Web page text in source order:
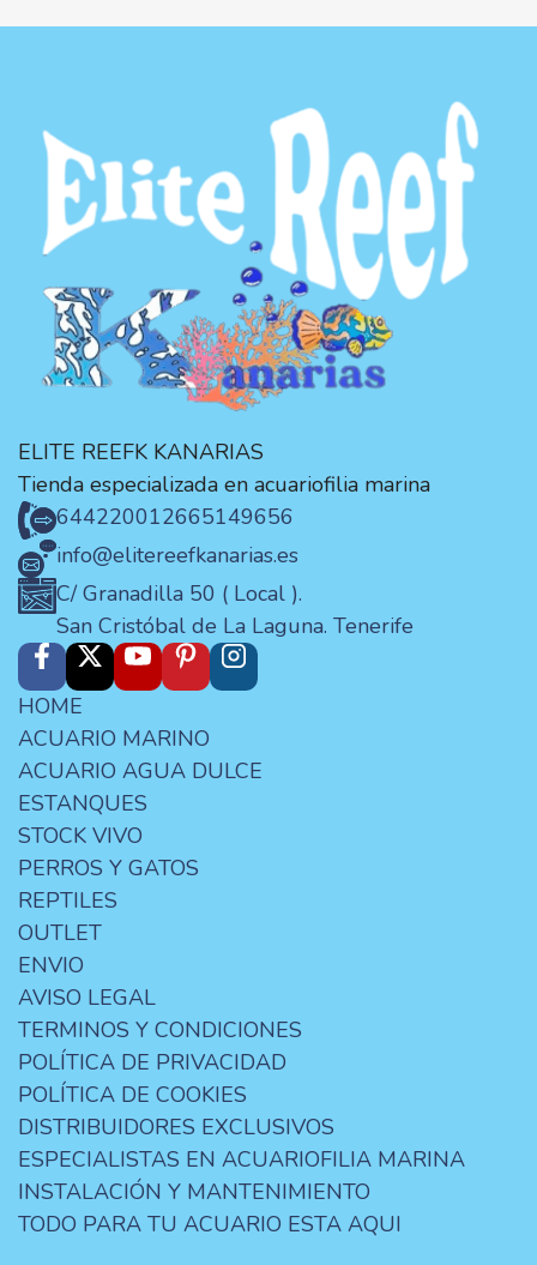
ELITE REEFK KANARIAS
Tienda especializada en acuariofilia marina
644220012665149656
info@elitereefkanarias.es
C/ Granadilla 50 ( Local ).
San Cristóbal de La Laguna. Tenerife
HOME
ACUARIO MARINO
ACUARIO AGUA DULCE
ESTANQUES
STOCK VIVO
PERROS Y GATOS
REPTILES
OUTLET
ENVIO
AVISO LEGAL
TERMINOS Y CONDICIONES
POLÍTICA DE PRIVACIDAD
POLÍTICA DE COOKIES
DISTRIBUIDORES EXCLUSIVOS
ESPECIALISTAS EN ACUARIOFILIA MARINA
INSTALACIÓN Y MANTENIMIENTO
TODO PARA TU ACUARIO ESTA AQUI